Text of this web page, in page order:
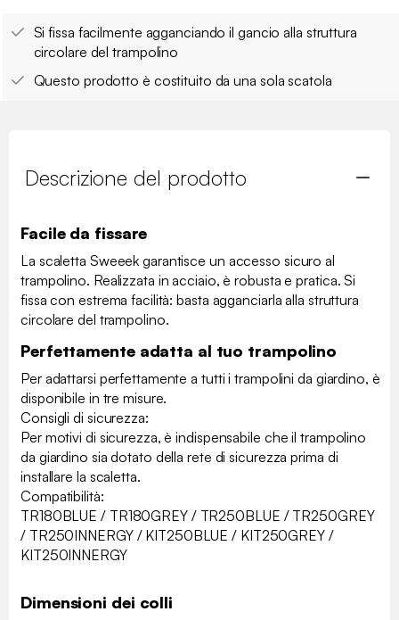
Si fissa facilmente agganciando il gancio alla struttura
circolare del trampolino
Questo prodotto è costituito da una sola scatola
Descrizione del prodotto
Facile da fissare
La scaletta Sweeek garantisce un accesso sicuro al
trampolino. Realizzata in acciaio, è robusta e pratica. Si
fissa con estrema facilità: basta agganciarla alla struttura
circolare del trampolino.
Perfettamente adatta al tuo trampolino
Per adattarsi perfettamente a tutti i trampolini da giardino, è
disponibile in tre misure.
Consigli di sicurezza:
Per motivi di sicurezza, è indispensabile che il trampolino
da giardino sia dotato della rete di sicurezza prima di
installare la scaletta.
Compatibilità:
TR180BLUE / TR180GREY / TR250BLUE / TR250GREY
/ TR250INNERGY / KIT250BLUE / KIT250GREY /
KIT250INNERGY
Dimensioni dei colli